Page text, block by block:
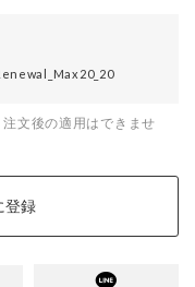
文後の適用はできませ
登録